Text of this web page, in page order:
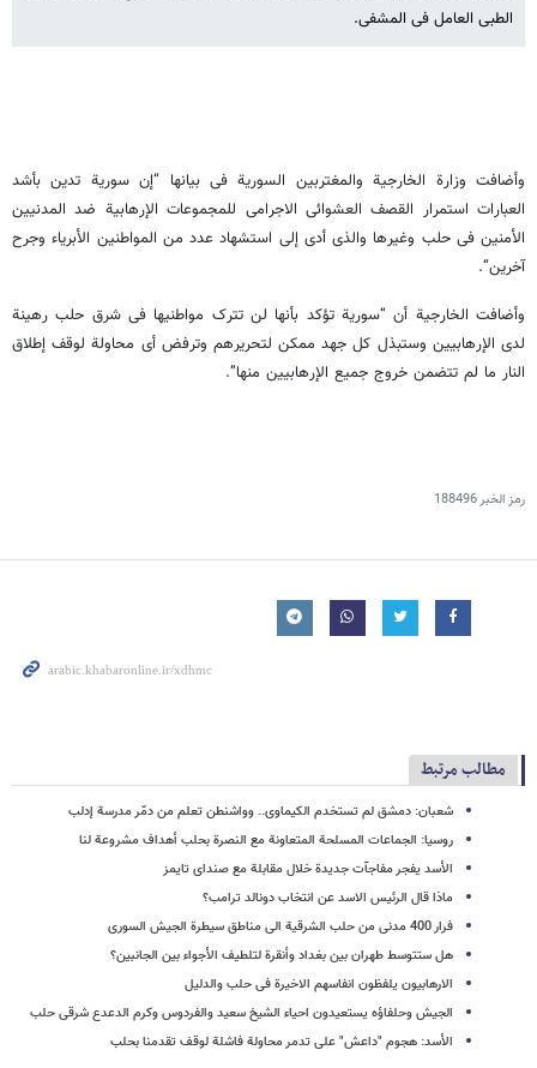
الطبی العامل فی المشفى.
وأضافت وزارة الخارجیة والمغتربین السوریة فی بیانها “إن سوریة تدین بأشد
العبارات استمرار القصف العشوائی الاجرامی للمجموعات الإرهابیة ضد المدنیین
الأمنین فی حلب وغیرها والذی أدى إلى استشهاد عدد من المواطنین الأبریاء وجرح
آخرین”.
وأضافت الخارجیة أن “سوریة تؤکد بأنها لن تترک مواطنیها فی شرق حلب رهینة
لدى الإرهابیین وستبذل کل جهد ممکن لتحریرهم وترفض أی محاولة لوقف إطلاق
النار ما لم تتضمن خروج جمیع الإرهابیین منها”.
رمز الخبر188496
مطالب مرتبط
شعبان: دمشق لم تستخدم الکیماوی.. وواشنطن تعلم من دمّر مدرسة إدلب
روسیا: الجماعات المسلحة المتعاونة مع النصرة بحلب أهداف مشروعة لنا
الأسد یفجر مفاجآت جدیدة خلال مقابلة مع صندای تایمز
ماذا قال الرئیس الاسد عن انتخاب دونالد ترامب؟
فرار 400 مدنی من حلب الشرقیة الى مناطق سیطرة الجیش السوری
هل ستتوسط طهران بین بغداد وأنقرة لتلطیف الأجواء بین الجانبین؟
الارهابیون یلفظون انفاسهم الاخیرة فی حلب والدلیل
الجیش وحلفاؤه یستعیدون احیاء الشیخ سعید والفردوس وکرم الدعدع شرقی حلب
الأسد: هجوم "داعش" على تدمر محاولة فاشلة لوقف تقدمنا بحلب